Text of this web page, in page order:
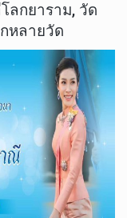
ลกยาราม, วัด
หลายวัด